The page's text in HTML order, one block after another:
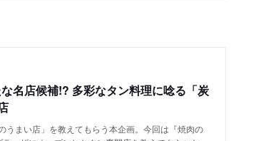
名店候補!? 多彩なタン料理に唸る「炭
うまい店」を教えてもらう本企画。今回は『焼肉の